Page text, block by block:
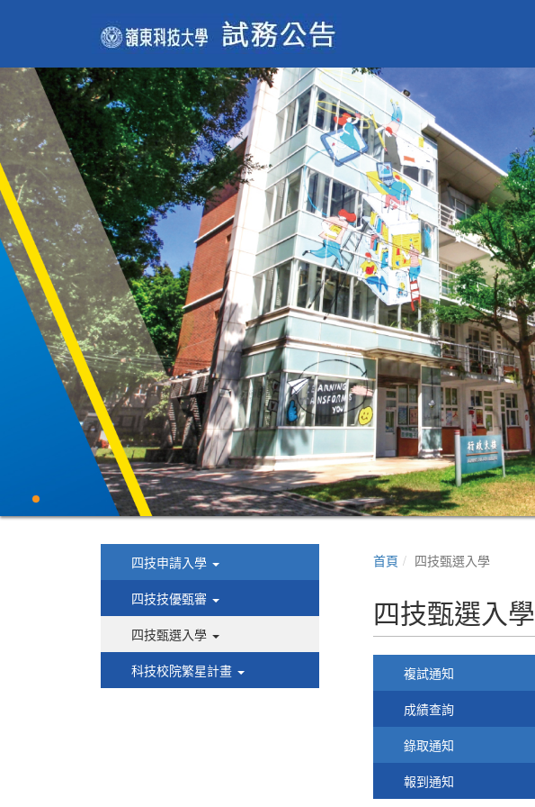
四技申請入學
四技技優甄審
四技甄選入學
科技校院繁星計畫
首頁 四技甄選入學
四技甄選入學
複試通知
成績查詢
錄取通知
報到通知